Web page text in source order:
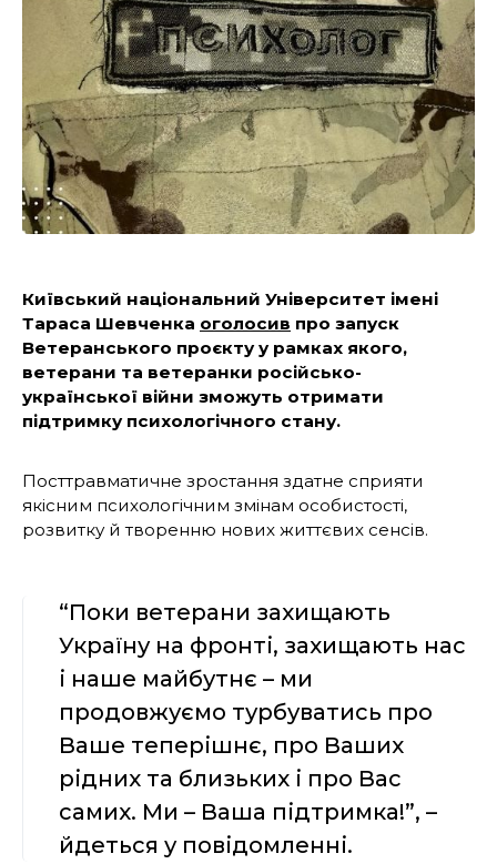
Київський національний Університет імені
Тараса Шевченка оголосив про запуск
Ветеранського проєкту у рамках якого,
ветерани та ветеранки російсько-
української війни зможуть отримати
підтримку психологічного стану.
Посттравматичне зростання здатне сприяти
якісним психологічним змінам особистості,
розвитку й творенню нових життєвих сенсів.
“Поки ветерани захищають
Україну на фронті, захищають нас
і наше майбутнє – ми
продовжуємо турбуватись про
Ваше теперішнє, про Ваших
рідних та близьких і про Вас
самих. Ми – Ваша підтримка!”, –
йдеться у повідомленні.